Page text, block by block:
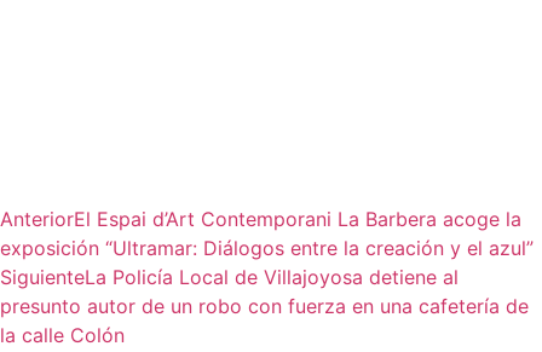
AnteriorEl Espai d’Art Contemporani La Barbera acoge la
exposición “Ultramar: Diálogos entre la creación y el azul”
SiguienteLa Policía Local de Villajoyosa detiene al
presunto autor de un robo con fuerza en una cafetería de
la calle Colón